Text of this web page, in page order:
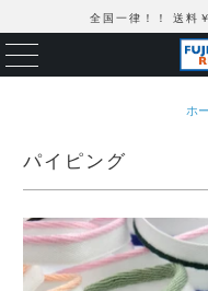
全国一律！！ 送料
ホ
パイピング